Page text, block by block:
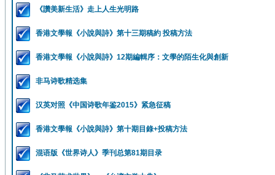
《讚美新生活》走上人生光明路
香港文學報《小說與詩》第十三期稿約 投稿方法
香港文學報《小說與詩》12期編輯序：文學的陌生化與創新
非马诗歌精选集
汉英对照《中国诗歌年鉴2015》紧急征稿
香港文學報《小說與詩》第十期目錄+投稿方法
混语版《世界诗人》季刊总第81期目录